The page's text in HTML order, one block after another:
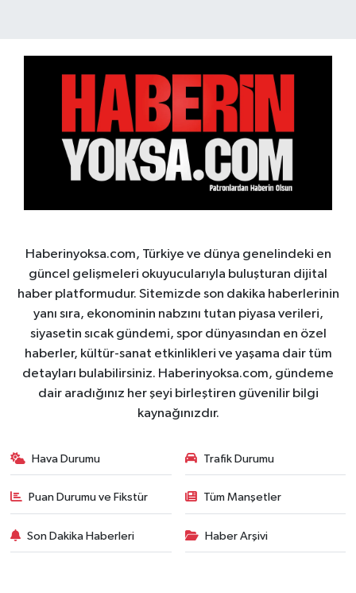
Haberinyoksa.com, Türkiye ve dünya genelindeki en
güncel gelişmeleri okuyucularıyla buluşturan dijital
haber platformudur. Sitemizde son dakika haberlerinin
yanı sıra, ekonominin nabzını tutan piyasa verileri,
siyasetin sıcak gündemi, spor dünyasından en özel
haberler, kültür-sanat etkinlikleri ve yaşama dair tüm
detayları bulabilirsiniz. Haberinyoksa.com, gündeme
dair aradığınız her şeyi birleştiren güvenilir bilgi
kaynağınızdır.
Hava Durumu Trafik Durumu
Puan Durumu ve Fikstür Tüm Manşetler
Son Dakika Haberleri Haber Arşivi